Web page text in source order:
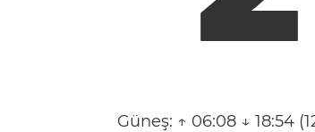
Güneş: ↑ 06:08 ↓ 18:54